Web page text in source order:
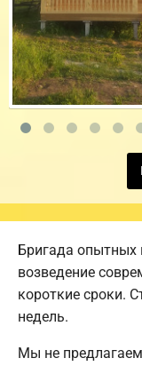
Бригада опытных
возведение
короткие сроки.
недель.
Мы не